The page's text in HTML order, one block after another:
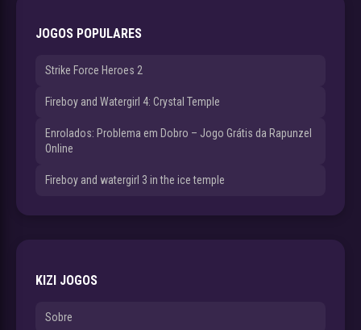
JOGOS POPULARES
Strike Force Heroes 2
Fireboy and Watergirl 4: Crystal Temple
Enrolados: Problema em Dobro – Jogo Grátis da Rapunzel
Online
Fireboy and watergirl 3 in the ice temple
KIZI JOGOS
Sobre